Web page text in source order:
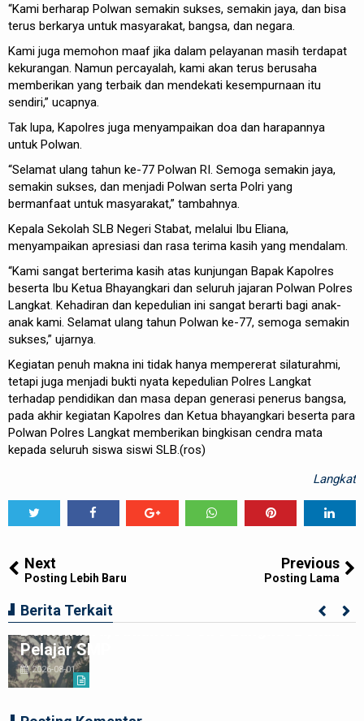
“Kami berharap Polwan semakin sukses, semakin jaya, dan bisa
terus berkarya untuk masyarakat, bangsa, dan negara.
Kami juga memohon maaf jika dalam pelayanan masih terdapat
kekurangan. Namun percayalah, kami akan terus berusaha
memberikan yang terbaik dan mendekati kesempurnaan itu
sendiri,” ucapnya.
Tak lupa, Kapolres juga menyampaikan doa dan harapannya
untuk Polwan.
“Selamat ulang tahun ke-77 Polwan RI. Semoga semakin jaya,
semakin sukses, dan menjadi Polwan serta Polri yang
bermanfaat untuk masyarakat,” tambahnya.
Kepala Sekolah SLB Negeri Stabat, melalui Ibu Eliana,
menyampaikan apresiasi dan rasa terima kasih yang mendalam.
“Kami sangat berterima kasih atas kunjungan Bapak Kapolres
beserta Ibu Ketua Bhayangkari dan seluruh jajaran Polwan Polres
Langkat. Kehadiran dan kepedulian ini sangat berarti bagi anak-
anak kami. Selamat ulang tahun Polwan ke-77, semoga semakin
sukses,” ujarnya.
Kegiatan penuh makna ini tidak hanya mempererat silaturahmi,
tetapi juga menjadi bukti nyata kepedulian Polres Langkat
terhadap pendidikan dan masa depan generasi penerus bangsa,
pada akhir kegiatan Kapolres dan Ketua bhayangkari beserta para
Polwan Polres Langkat memberikan bingkisan cendra mata
kepada seluruh siswa siswi SLB.(ros)
Langkat
Next
Posting Lebih Baru
Previous
Posting Lama
Berita Terkait
Ciptakan Generasi Muda Tertib
Berkendara,Satlantas Polre Langkat Bekali
Pelajar SMP
2026-08-01